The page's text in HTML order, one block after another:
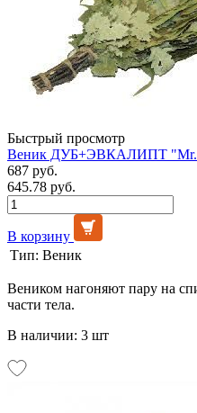
Быстрый просмотр
Веник ДУБ+ЭВКАЛИПТ "Mr.
687 руб.
645.78 руб.
В корзину
Тип: Веник
Веником нагоняют пару на
части тела.
В наличии: 3 шт